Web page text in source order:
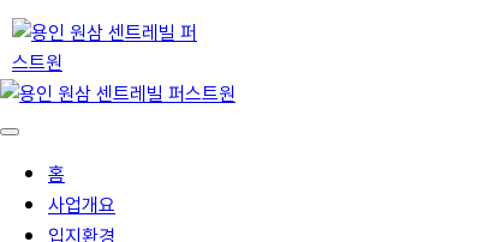
홈
사업개요
입지환경